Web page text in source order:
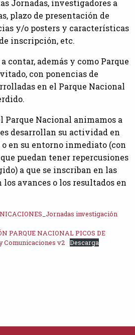
Jornadas, investigadores a
plazo de presentación de
y/o posters y características
inscripción, etc.
contar, además y como Parque
con ponencias de
en el Parque Nacional
Parque Nacional animamos a
desarrollan su actividad en
en su entorno inmediato (con
puedan tener repercusiones
a que se inscriban en las
avances o los resultados en
investigación
PARQUE NACIONAL PICOS DE
Comunicaciones v2
Descarga